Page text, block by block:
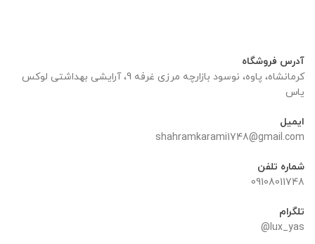
آدرس فروشگاه
کرمانشاه، پاوه، نوسود بازارچه مرزی غرفه 9، آرایشی بهداشتی لوکس
یاس
ایمیل
shahramkarami1748@gmail.com
شماره تلفن
09108011748
تلگرام
lux_yas@